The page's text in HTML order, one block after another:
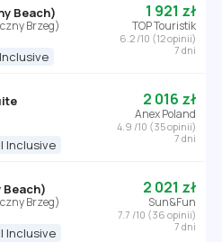
Beach)
Brzeg)
1 921 zł
TOP Touristik
6.2 /10 (12 opinii)
7 dni
Inclusive
2 016 zł
Anex Poland
4.9 /10 (35 opinii)
7 dni
Beach)
Brzeg)
Inclusive
2 021 zł
Sun&Fun
7.7 /10 (36 opinii)
7 dni